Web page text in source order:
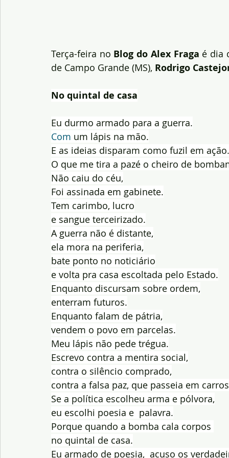
Terça-feira no Blog do Alex Fraga é dia
de Campo Grande (MS), Rodrigo
No quintal de casa
Eu durmo armado para a guerra.
Com um lápis na mão.
E as ideias disparam como fuzil em ação.
O que me tira a pazé o cheiro de
Não caiu do céu,
Foi assinada em gabinete.
Tem carimbo, lucro
e sangue terceirizado.
A guerra não é distante,
ela mora na periferia,
bate ponto no noticiário
e volta pra casa escoltada pelo Estado.
Enquanto discursam sobre ordem,
enterram futuros.
Enquanto falam de pátria,
vendem o povo em parcelas.
Meu lápis não pede trégua.
Escrevo contra a mentira social,
contra o silêncio comprado,
contra a falsa paz, que passeia em
Se a política escolheu arma e pólvora,
eu escolhi poesia e  palavra.
Porque quando a bomba cala corpos
no quintal de casa.
Eu armado de poesia,  acuso os